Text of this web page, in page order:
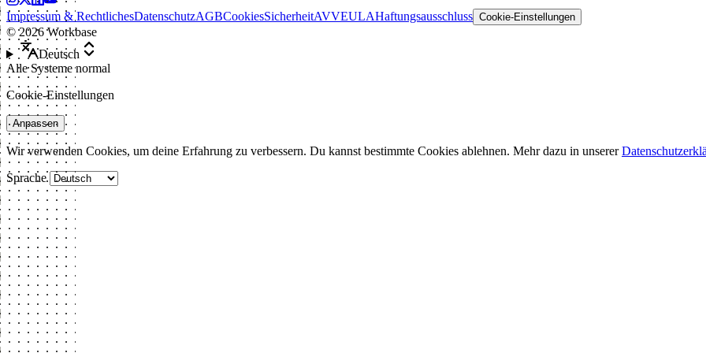
Impressum & RechtlichesDatenschutzAGBCookiesSicherheitAVVEULAHaftungsausschluss Cookie-Einstellungen
©2026 Workbase
Deutsch
Alle Systeme normal
Cookie-Einstellungen
Anpassen
Wir verwenden Cookies, um deine Erfahrung zu verbessern. Du kannst bestimmte Cookies ablehnen. Mehr dazu in unserer
Sprache